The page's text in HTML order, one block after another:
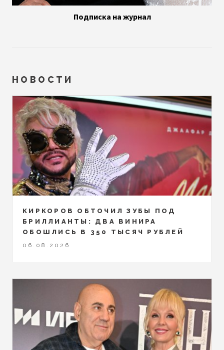
Подписка на журнал
НОВОСТИ
КИРКОРОВ ОБТОЧИЛ ЗУБЫ ПОД
БРИЛЛИАНТЫ: ДВА ВИНИРА
ОБОШЛИСЬ В 350 ТЫСЯЧ РУБЛЕЙ
06.08.2026